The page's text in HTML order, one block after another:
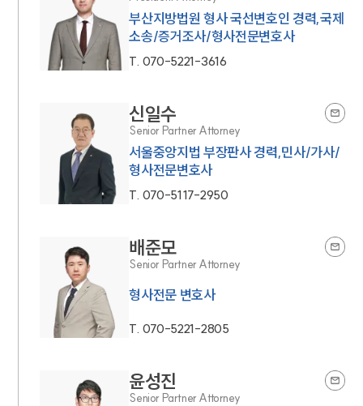
부산지방법원 형사 국선변호인 경력,국제
소송/증거조사/형사전문변호사
T. 070-5221-3616
신일수
Senior Partner Attorney
서울중앙지법 부장판사 경력,민사/가사/
형사전문변호사
T. 070-5117-2950
배준모
Senior Partner Attorney
형사전문 변호사
T. 070-5221-2805
윤성진
Senior Partner Attorney